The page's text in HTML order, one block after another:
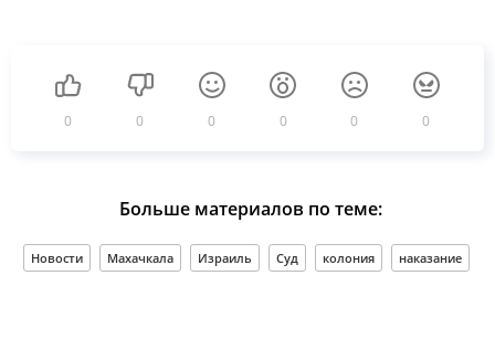
0 0 0 0 0 0
Больше материалов по теме:
Новости Махачкала Израиль Суд колония наказание